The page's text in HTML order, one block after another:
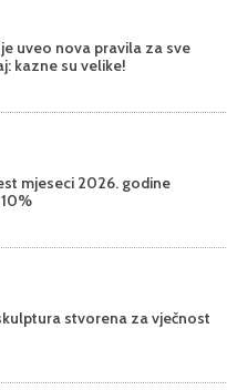
uveo nova pravila za sve
kazne su velike!
mjeseci 2026. godine
stvorena za vječnost